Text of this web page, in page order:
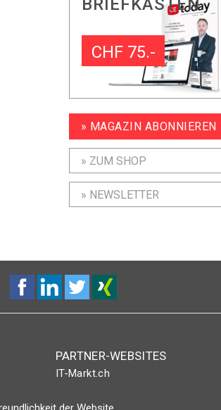
BRIEFKASTEN
CHF 75.-
» MAGAZIN ABONNIEREN
» ZUM SHOP
» NEWSLETTER
PARTNER-WEBSITES
IT-Markt.ch